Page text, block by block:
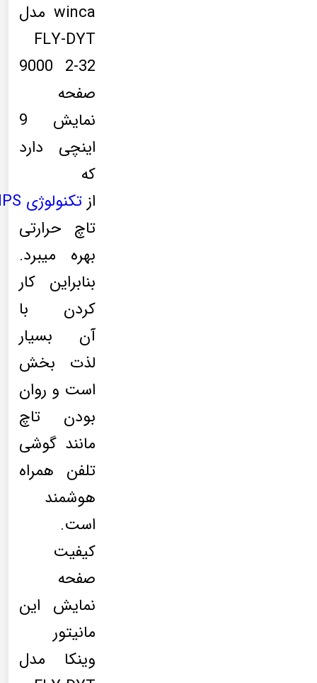
winca مدل
FLY-DYT
9000 2-32
صفحه
نمایش 9
اینچی دارد
که
از تکنولوژی
تاچ حرارتی
بهره میبرد.
بنابراین کار
کردن با
آن بسیار
لذت بخش
است و روان
بودن تاچ
مانند گوشی
تلفن همراه
هوشمند
است.
کیفیت
صفحه
نمایش این
مانیتور
وینکا مدل